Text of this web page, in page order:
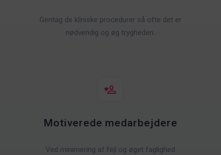
Gentag de kliniske procedurer så ofte det er
nødvendig og øg trygheden.
Motiverede medarbejdere
Ved minimering af fejl og øget faglighed